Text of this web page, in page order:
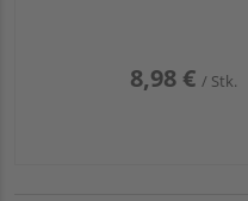
8,98 € / Stk.